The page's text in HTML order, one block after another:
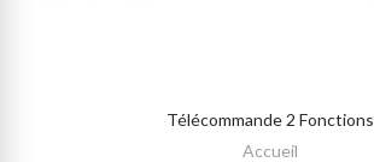
AJOUTER AU PANIER
Télécommande 2 Fonctions
Accueil